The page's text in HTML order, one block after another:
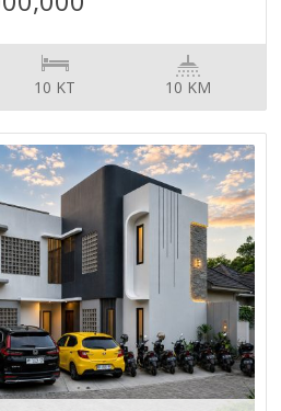
10 KT 10 KM